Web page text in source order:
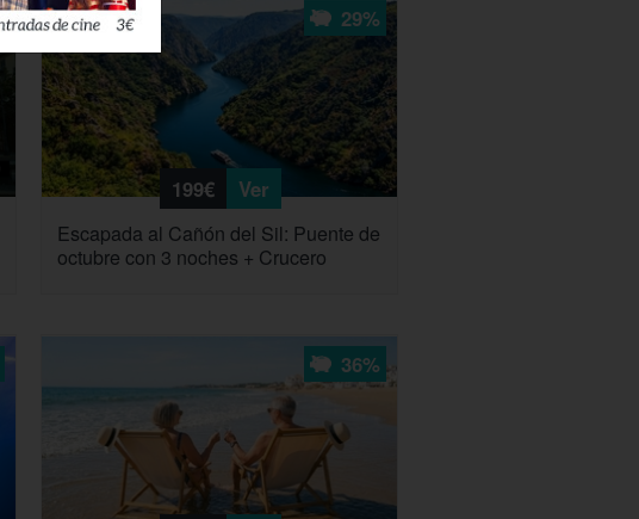
29%
199€ Ver
Escapada al Cañón del Sil: Puente de
octubre con 3 noches + Crucero
36%